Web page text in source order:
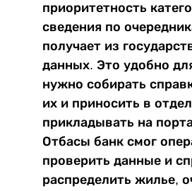
приоритетность
сведения по
получает из
данных. Это удобно
нужно собирать
их и приносить в
прикладывать на
Отбасы банк смог
проверить данные и
распределить жилье,